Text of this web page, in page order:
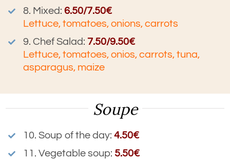
8. Mixed : 6.50/7.50€
Lettuce, tomatoes, onions, carrots
9. Chef Salad: 7.50/9.50€
Lettuce, tomatoes, onios, carrots, tuna,
asparagus, maize
Soupe
10. Soup of the day: 4.50€
11. Vegetable soup: 5.50€